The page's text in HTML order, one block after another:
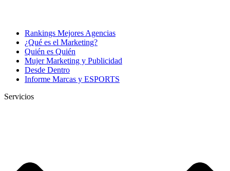
Rankings Mejores Agencias
¿Qué es el Marketing?
Quién es Quién
Mujer Marketing y Publicidad
Desde Dentro
Informe Marcas y ESPORTS
Servicios